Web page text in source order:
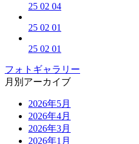
25 02 04
25 02 01
25 02 01
フォトギャラリー
月別アーカイブ
2026年5月
2026年4月
2026年3月
2026年1月